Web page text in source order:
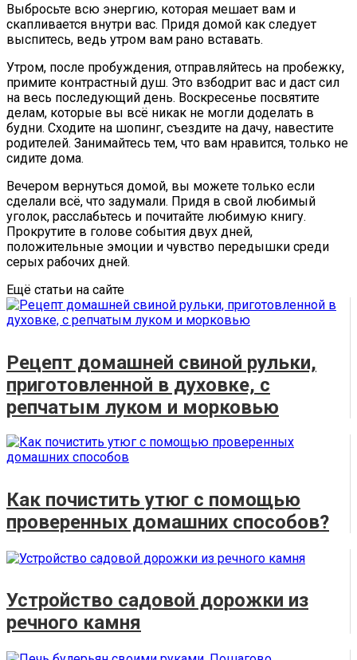
Выбросьте всю энергию, которая мешает вам и
скапливается внутри вас. Придя домой как следует
выспитесь, ведь утром вам рано вставать.
Утром, после пробуждения, отправляйтесь на пробежку,
примите контрастный душ. Это взбодрит вас и даст сил
на весь последующий день. Воскресенье посвятите
делам, которые вы всё никак не могли доделать в
будни. Сходите на шопинг, съездите на дачу, навестите
родителей. Занимайтесь тем, что вам нравится, только не
сидите дома.
Вечером вернуться домой, вы можете только если
сделали всё, что задумали. Придя в свой любимый
уголок, расслабьтесь и почитайте любимую книгу.
Прокрутите в голове события двух дней,
положительные эмоции и чувство передышки среди
серых рабочих дней.
Ещё статьи на сайте
Рецепт домашней свиной рульки,
приготовленной в духовке, с
репчатым луком и морковью
Как почистить утюг с помощью
проверенных домашних способов?
Устройство садовой дорожки из
речного камня